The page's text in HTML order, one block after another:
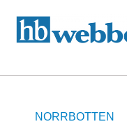
NORRBOTTEN